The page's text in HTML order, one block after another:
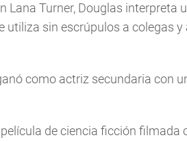
Lana Turner, Douglas interpreta
sin escrúpulos a colegas
como actriz secundaria con
de ciencia ficción filmada